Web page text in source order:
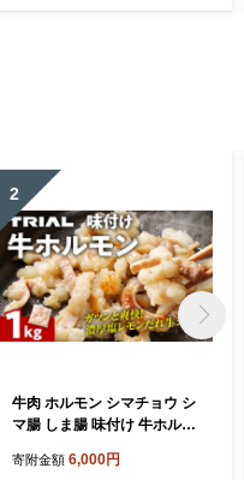
2
牛肉 ホルモン シマチョウ シ
マ腸 しま腸 味付け 牛ホルモ
ン 塩レモン 塩レモンだれ 冷
寄附金額 6,000円